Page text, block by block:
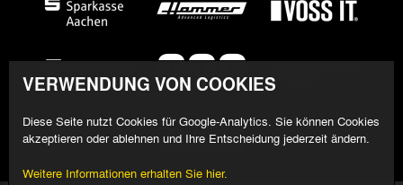
VERWENDUNG VON COOKIES
Diese Seite nutzt Cookies für Google-Analytics. Sie können Cookies
akzeptieren oder ablehnen und Ihre Entscheidung jederzeit ändern.
Weitere Informationen erhalten Sie hier.